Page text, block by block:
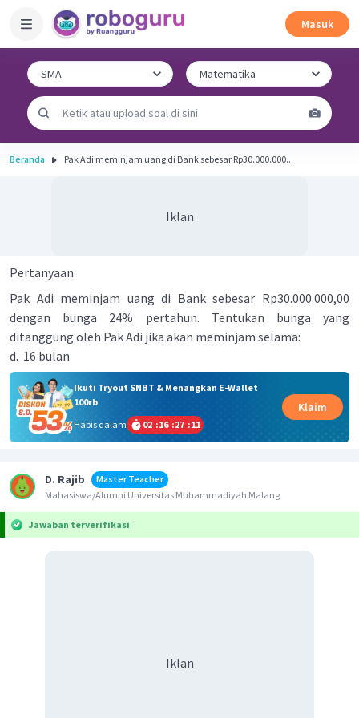
Masuk
Beranda Pak Adi meminjam uang di Bank sebesar Rp30.000.000...
Iklan
Pertanyaan
Pak Adi meminjam uang di Bank sebesar Rp30.000.000,00
dengan bunga 24% pertahun. Tentukan bunga yang
ditanggung oleh Pak Adi jika akan meminjam selama:
d. 16 bulan
Ikuti Tryout SNBT & Menangkan E-Wallet
100rb
Habis dalam
02 :16 :27 :10
Klaim
D. Rajib
Master Teacher
Mahasiswa/Alumni Universitas Muhammadiyah Malang
Jawaban terverifikasi
Iklan